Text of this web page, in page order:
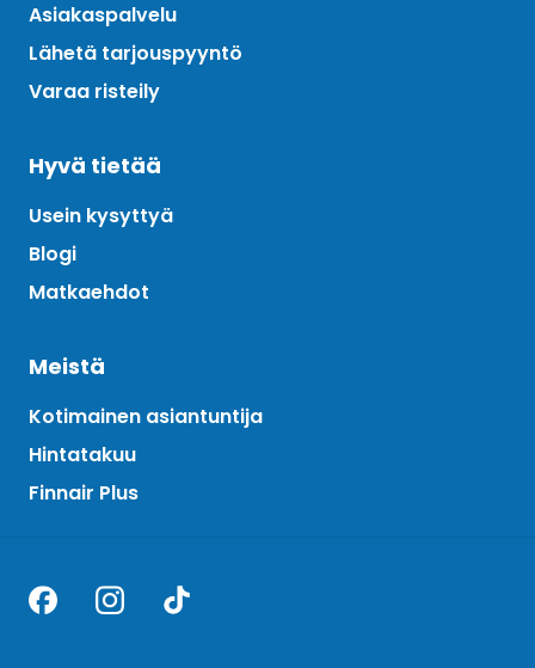
Asiakaspalvelu
Lähetä tarjouspyyntö
Varaa risteily
Hyvä tietää
Usein kysyttyä
Blogi
Matkaehdot
Meistä
Kotimainen asiantuntija
Hintatakuu
Finnair Plus